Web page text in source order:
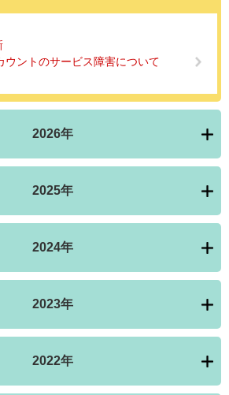
ウントのサービス障害について
2026年
2025年
2024年
2023年
2022年